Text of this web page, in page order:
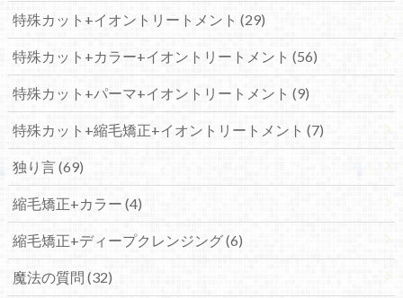
特殊カット+イオントリートメント (29)
特殊カット+カラー+イオントリートメント (56)
特殊カット+パーマ+イオントリートメント (9)
特殊カット+縮毛矯正+イオントリートメント (7)
独り言 (69)
縮毛矯正+カラー (4)
縮毛矯正+ディープクレンジング (6)
魔法の質問 (32)